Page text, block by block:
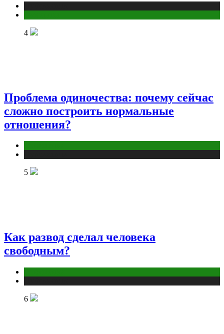
4
Проблема одиночества: почему сейчас
сложно построить нормальные
отношения?
5
Как развод сделал человека
свободным?
6